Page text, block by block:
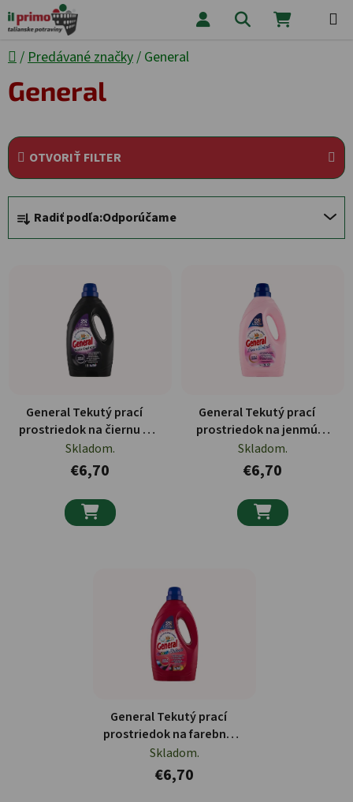
Prejsť na obsah Hľadať
Domov
/ Predávané značky/ General
General
OTVORIŤ FILTER
Radenie produktov
Radiť podľa:Odporúčame
General Tekutý prací
prostriedok na čiernu a
tmavú bielizeň 28 PD,
1400ml
Skladom.
€6,70

General Tekutý prací
prostriedok na jenmú
bielizeň a vlnu 28 PD,
1400ml
Skladom.
€6,70

General Tekutý prací
prostriedok na farebnú
bielizeň 28 PD, 1400ml
Skladom.
€6,70